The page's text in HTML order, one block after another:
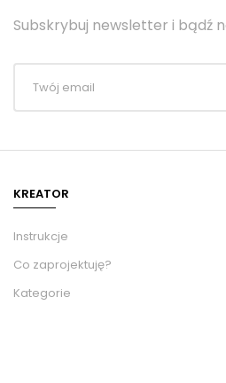
Subskrybuj newsletter i bądź
KREATOR
Instrukcje
Co zaprojektuję?
Kategorie